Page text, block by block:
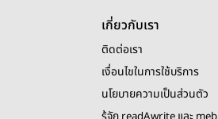
เกี่ยวกับเรา
ติดต่อเรา
เงื่อนไขในการใช้บริการ
นโยบายความเป็นส่วนตัว